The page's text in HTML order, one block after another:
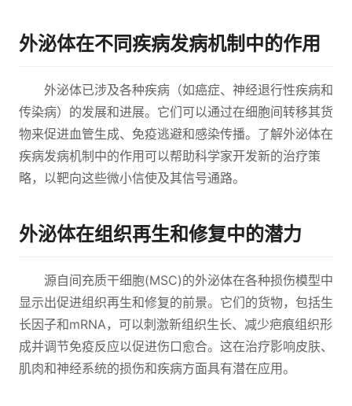
外泌体在不同疾病发病机制中的作用
外泌体已涉及各种疾病（如癌症、神经退行性疾病和
传染病）的发展和进展。它们可以通过在细胞间转移其货
物来促进血管生成、免疫逃避和感染传播。了解外泌体在
疾病发病机制中的作用可以帮助科学家开发新的治疗策
略，以靶向这些微小信使及其信号通路。
外泌体在组织再生和修复中的潜力
源自间充质干细胞(MSC)的外泌体在各种损伤模型中
显示出促进组织再生和修复的前景。它们的货物，包括生
长因子和mRNA，可以刺激新组织生长、减少疤痕组织形
成并调节免疫反应以促进伤口愈合。这在治疗影响皮肤、
肌肉和神经系统的损伤和疾病方面具有潜在应用。